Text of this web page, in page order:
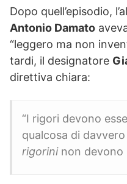
Dopo quell’episodio,
Antonio Damato
“leggero ma non
tardi, il designatore
direttiva chiara:
“I rigori devono
qualcosa di
rigorininon devono